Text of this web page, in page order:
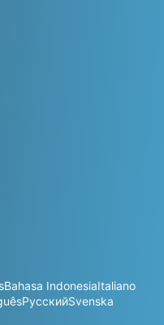
Bahasa IndonesiaItaliano
РусскийSvenska